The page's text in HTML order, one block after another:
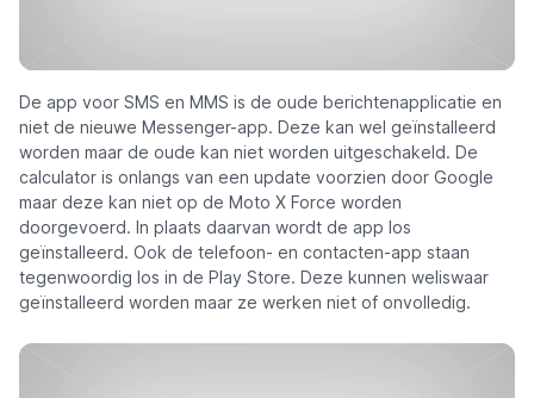
De app voor SMS en MMS is de oude berichtenapplicatie en
niet de nieuwe Messenger-app. Deze kan wel geïnstalleerd
worden maar de oude kan niet worden uitgeschakeld. De
calculator is onlangs van een update voorzien door Google
maar deze kan niet op de Moto X Force worden
doorgevoerd. In plaats daarvan wordt de app los
geïnstalleerd. Ook de telefoon- en contacten-app staan
tegenwoordig los in de Play Store. Deze kunnen weliswaar
geïnstalleerd worden maar ze werken niet of onvolledig.